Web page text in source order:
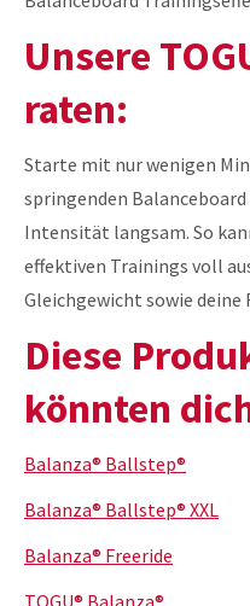
Unsere
raten:
Starte mit nur wenigen
springenden
Intensität langsam. So
effektiven Trainings voll
Gleichgewicht sowie deine
Diese
könnten
Balanza® Ballstep®
Balanza® Ballstep® XXL
Balanza® Freeride
TOGU® Balanza®